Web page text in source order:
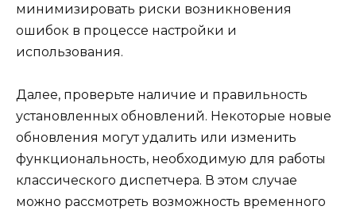
минимизировать риски возникновения
ошибок в процессе настройки и
использования.
Далее, проверьте наличие и правильность
установленных обновлений. Некоторые новые
обновления могут удалить или изменить
функциональность, необходимую для работы
классического диспетчера. В этом случае
можно рассмотреть возможность временного